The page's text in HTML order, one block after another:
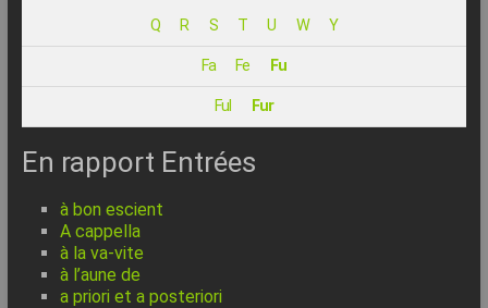
Internet
Q R S T U W Y
Fa Fe Fu
Ful Fur
En rapport Entrées
à bon escient
A cappella
à la va-vite
à l’aune de
a priori et a posteriori